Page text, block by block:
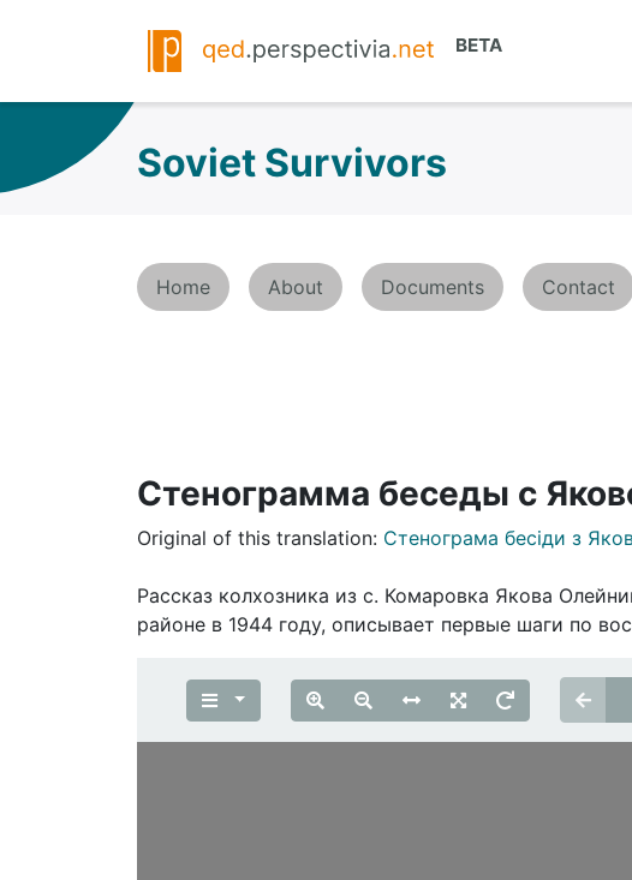
Soviet Survivors
Home About Documents Contact
Стенограмма беседы с
Original of this translation: Стенограма бесіди з
Рассказ колхозника из с. Комаровка Якова
районе в 1944 году, описывает первые шаги по